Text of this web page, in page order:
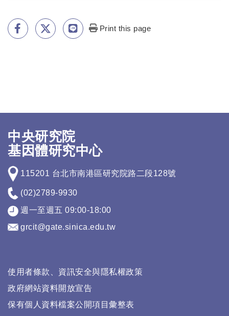
Print this page
中央研究院
基因體研究中心
115201 台北市南港區研究院路二段128號
(02)2789-9930
週一至週五 09:00-18:00
grcit@gate.sinica.edu.tw
使用者條款、資訊安全與隱私權政策
政府網站資料開放宣告
保有個人資料檔案公開項目彙整表